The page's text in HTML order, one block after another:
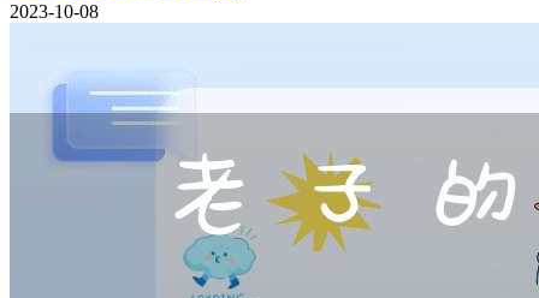
2023-10-08